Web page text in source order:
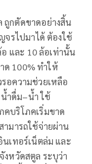
ถูกตัดขาดอย่างสิ้น
จรไปมาได้ ต้องใช้
และ 10 ล้อเท่านั้น
100% ทำให้
อความช่วยเหลือ
ำดื่ม–น้ำ ใช้
บริโภคเริ่มขาด
มารถใช้จ่ายผ่าน
เทอร์เน็ตล่ม และ
งหวัดสตูล ระบุว่า